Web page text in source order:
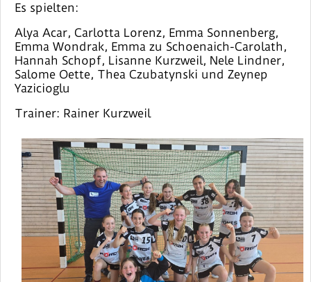
Es spielten:
Alya Acar, Carlotta Lorenz, Emma Sonnenberg,
Emma Wondrak, Emma zu Schoenaich-Carolath,
Hannah Schopf, Lisanne Kurzweil, Nele Lindner,
Salome Oette, Thea Czubatynski und Zeynep
Yazicioglu
Trainer: Rainer Kurzweil